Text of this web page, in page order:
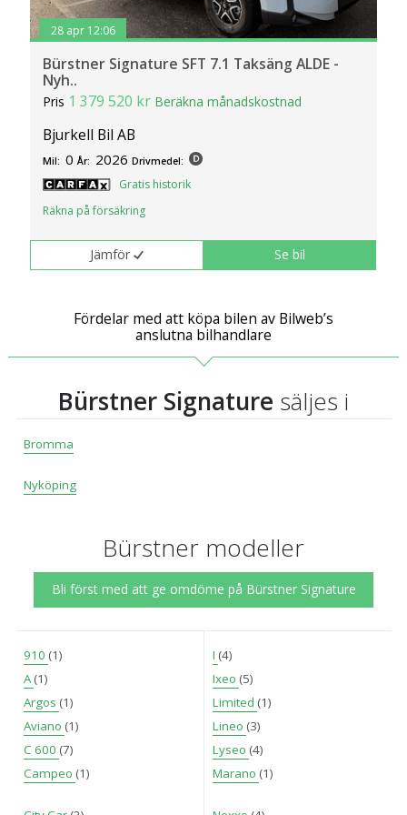
28 apr 12:06
Bürstner Signature SFT 7.1 Taksäng ALDE -
Nyh..
Pris 1 379 520 kr Beräkna månadskostnad
Bjurkell Bil AB
Mil: 0 År: 2026 Drivmedel:
Gratis historik
Räkna på försäkring
Jämför Se bil
Fördelar med att köpa bilen av Bilweb’s
anslutna bilhandlare
Bürstner Signature säljes i
Bromma
Nyköping
Bürstner modeller
Bli först med att ge omdöme på Bürstner Signature
910 (1)
A(1)
Argos (1)
Aviano (1)
C 600 (7)
Campeo (1)
I (4)
Ixeo (5)
Limited (1)
Lineo (3)
Lyseo (4)
Marano (1)